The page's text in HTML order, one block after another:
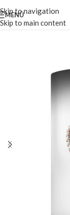
Skip to navigation
Skip to main content
MENÜ